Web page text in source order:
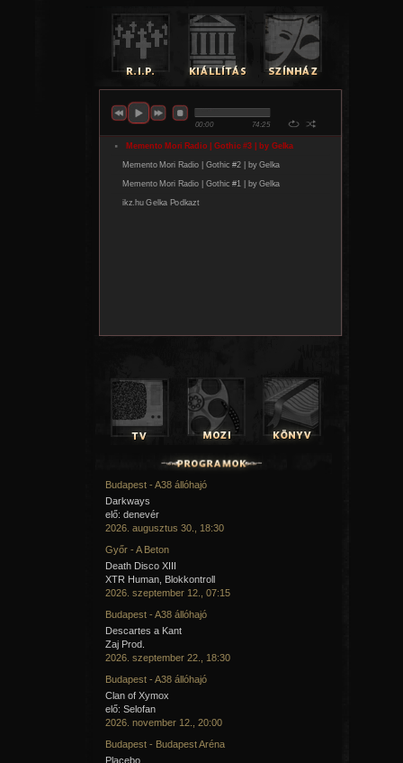
Budapest - A38 állóhajó
Darkways
elő: denevér
2026. augusztus 30., 18:30
Győr - A Beton
Death Disco XIII
XTR Human, Blokkontroll
2026. szeptember 12., 07:15
Budapest - A38 állóhajó
Descartes a Kant
Zaj Prod.
2026. szeptember 22., 18:30
Budapest - A38 állóhajó
Clan of Xymox
elő: Selofan
2026. november 12., 20:00
Budapest - Budapest Aréna
Placebo